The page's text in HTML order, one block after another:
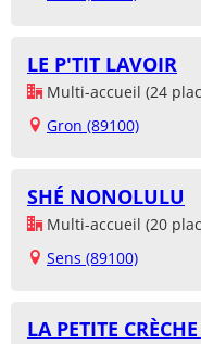
LE P'TIT LAVOIR
Multi-accueil (24
Gron (89100)
SHÉ NONOLULU
Multi-accueil (20
Sens (89100)
LA PETITE